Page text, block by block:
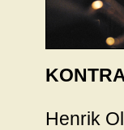
Henrik